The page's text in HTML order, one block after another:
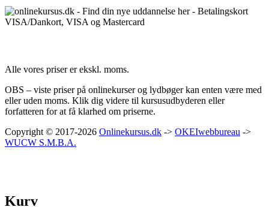
Alle vores priser er ekskl. moms.
OBS – viste priser på onlinekurser og lydbøger kan enten være med
eller uden moms. Klik dig videre til kursusudbyderen eller
forfatteren for at få klarhed om priserne.
Copyright © 2017-2026 Onlinekursus.dk -> OKEIwebbureau ->
WUCW S.M.B.A.
Kurv